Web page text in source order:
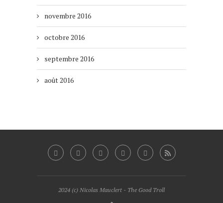
novembre 2016
octobre 2016
septembre 2016
août 2016
2024 (c) Nicolas Mauclert - The Good Troll